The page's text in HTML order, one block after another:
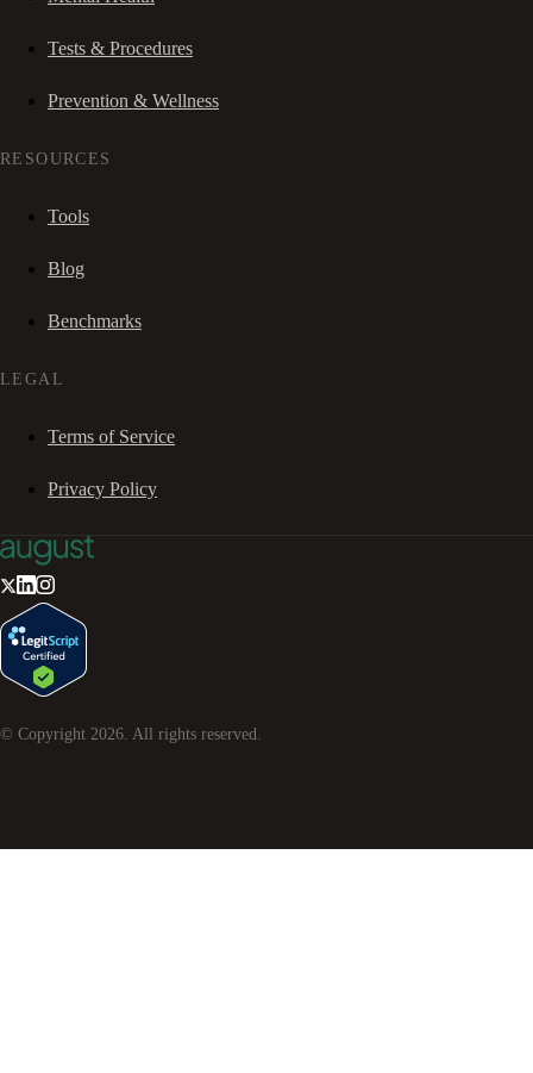
Tests & Procedures
Prevention & Wellness
RESOURCES
Tools
Blog
Benchmarks
LEGAL
Terms of Service
Privacy Policy
© Copyright 2026. All rights reserved.